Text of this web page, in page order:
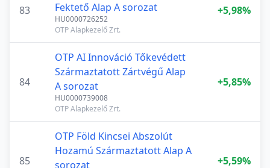
83
Fektető Alap A sorozat
HU0000726252
OTP Alapkezelő Zrt.
+5,98%
84
OTP AI Innováció Tőkevédett
Származtatott Zártvégű Alap
A sorozat
HU0000739008
OTP Alapkezelő Zrt.
+5,85%
85
OTP Föld Kincsei Abszolút
Hozamú Származtatott Alap A
sorozat
+5,59%